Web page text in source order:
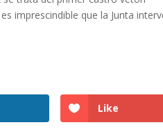
imprescindible que la Junta
Like